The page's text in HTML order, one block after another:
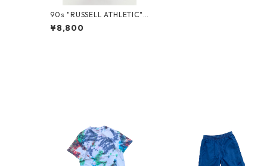
90s "RUSSELL ATHLETIC"
SWEAT
¥8,800